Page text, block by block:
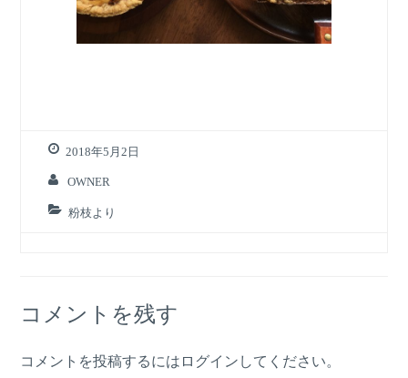
2018年5月2日
OWNER
粉枝より
コメントを残す
コメントを投稿するには ログイン してください。